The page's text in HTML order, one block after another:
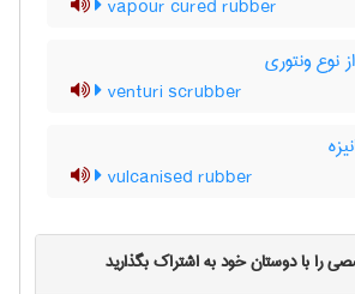
vapour cured rubber
نوع ونتوری
venturi scrubber
vulcanised rubber
را با دوستان خود به اشتراک بگذارید